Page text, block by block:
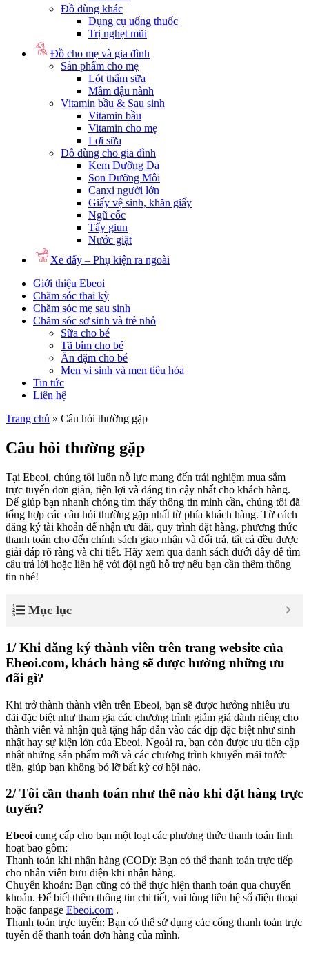
Đồ dùng khác
Dụng cụ uống thuốc
Trị nghẹt mũi
Đồ cho mẹ và gia đình
Sản phẩm cho mẹ
Lót thấm sữa
Mầm đậu nành
Vitamin bầu & Sau sinh
Vitamin bầu
Vitamin cho mẹ
Lợi sữa
Đồ dùng cho gia đình
Kem Dưỡng Da
Son Dưỡng Môi
Canxi người lớn
Giấy vệ sinh, khăn giấy
Ngũ cốc
Tẩy giun
Nước giặt
Xe đẩy – Phụ kiện ra ngoài
Giới thiệu Ebeoi
Chăm sóc thai kỳ
Chăm sóc mẹ sau sinh
Chăm sóc sơ sinh và trẻ nhỏ
Sữa cho bé
Tã bỉm cho bé
Ăn dặm cho bé
Men vi sinh và men tiêu hóa
Tin tức
Liên hệ
Trang chủ » Câu hỏi thường gặp
Câu hỏi thường gặp
Tại Ebeoi, chúng tôi luôn nỗ lực mang đến trải nghiệm mua sắm
trực tuyến đơn giản, tiện lợi và đáng tin cậy nhất cho khách hàng.
Để giúp bạn nhanh chóng tìm thấy thông tin mình cần, chúng tôi đã
tổng hợp các câu hỏi thường gặp nhất từ phía khách hàng. Từ cách
đăng ký tài khoản để nhận ưu đãi, quy trình đặt hàng, phương thức
thanh toán cho đến chính sách giao nhận và đổi trả, tất cả đều được
giải đáp rõ ràng và chi tiết. Hãy xem qua danh sách dưới đây để tìm
câu trả lời hoặc liên hệ với đội ngũ hỗ trợ nếu bạn cần thêm thông
tin nhé!
Mục lục
1/ Khi đăng ký thành viên trên trang website của
Ebeoi.com, khách hàng sẽ được hưởng những ưu
đãi gì?
Khi trở thành thành viên trên Ebeoi, bạn sẽ được hưởng nhiều ưu
đãi đặc biệt như tham gia các chương trình giảm giá dành riêng cho
thành viên và nhận quà tặng hấp dẫn vào các dịp đặc biệt như sinh
nhật hay sự kiện lớn của Ebeoi. Ngoài ra, bạn còn được ưu tiên cập
nhật những sản phẩm mới và các chương trình khuyến mãi trước
tiên, giúp bạn không bỏ lỡ bất kỳ cơ hội nào.
2/ Tôi cần thanh toán như thế nào khi đặt hàng trực
tuyến?
Ebeoi cung cấp cho bạn một loạt các phương thức thanh toán linh
hoạt bao gồm:
Thanh toán khi nhận hàng (COD): Bạn có thể thanh toán trực tiếp
cho nhân viên bưu điện khi nhận hàng.
Chuyển khoản: Bạn cũng có thể thực hiện thanh toán qua chuyển
khoản. Để biết thêm thông tin chi tiết, vui lòng liên hệ số điện thoại
hoặc fanpage Ebeoi.com .
Thanh toán trực tuyến: Bạn có thể sử dụng các cổng thanh toán trực
tuyến để thanh toán đơn hàng của mình.